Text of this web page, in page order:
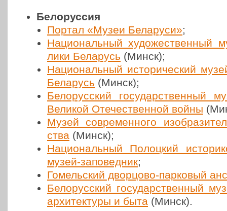
Бело­рус­сия
Портал «Музеи Бела­ру­си»;
Наци­о­наль­ный худо­же­ствен­ный
ли­ки Бела­русь (Минск);
Наци­о­наль­ный исто­ри­че­ский
Бела­русь (Минск);
Бело­рус­ский госу­дар­ствен­ный
Великой Оте­че­ствен­ной войны
Музей совре­мен­но­го
ства (Минск);
Наци­о­наль­ный Полоц­кий
музей-запо­вед­ник;
Гомель­ский двор­цо­во-пар­ко­вый
Бело­рус­ский госу­дар­ствен­ный
архи­тек­ту­ры и быта (Минск).